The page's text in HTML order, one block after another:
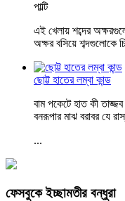
পাল্টি
এই খেলায় শব্দের
অক্ষর বসিয়ে শব্দগুলোকে
ছোট্ট হাতের লম্বা কান্ড
বাম পকেটে হাত কী
বনরূপার মাঝ বরাবর যে
...
ফেসবুকে ইচ্ছামতীর বন্ধুরা